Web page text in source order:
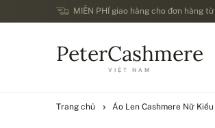
MIỄN PHÍ giao hàng cho đơn hàng
PeterCashmere
VIỆT NAM
Trang chủ Áo Len Cashmere Nữ